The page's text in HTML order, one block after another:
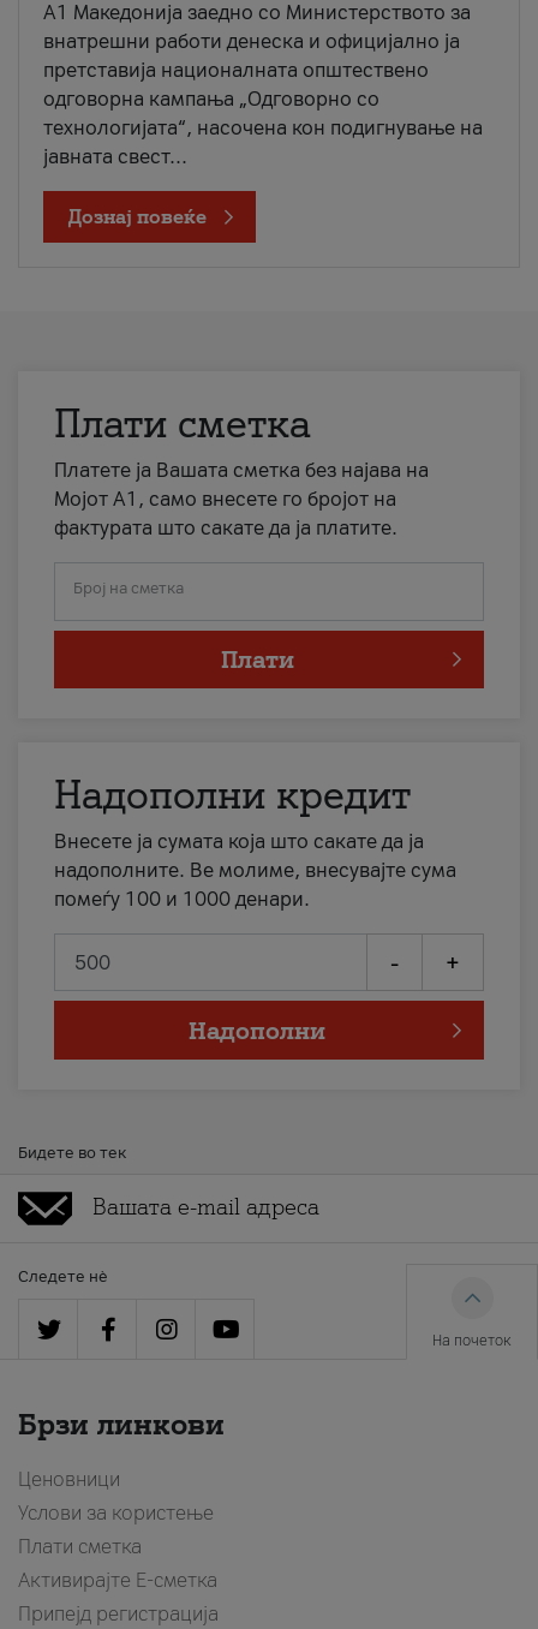
A1 Македонија заедно со Министерството за
внатрешни работи денеска и официјално ја
претставија националната општествено
одговорна кампања „Одговорно со
технологијата“, насочена кон подигнување на
јавната свест...
Дознај повеќе
Плати сметка
Платете ја Вашата сметка без најава на
Мојот А1, само внесете го бројот на
фактурата што сакате да ја платите.
Број на сметка
Плати
Надополни кредит
Внесете ја сумата која што сакате да ја
надополните. Ве молиме, внесувајте сума
помеѓу 100 и 1000 денари.
- +
Надополни
Бидете во тек
Следете нè
На почеток
Брзи линкови
Ценовници
Услови за користење
Плати сметка
Активирајте Е-сметка
Припејд регистрација